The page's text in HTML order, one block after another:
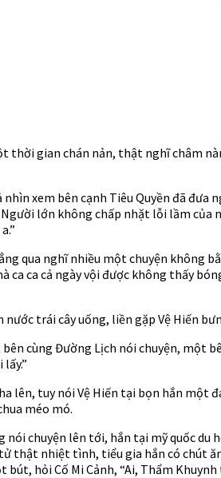
thời gian chán nản, thật nghĩ châm
xem bên cạnh Tiêu Quyền đã
lớn không chấp nhặt lỗi lầm
qua nghĩ nhiều một chuyện không
ca ca cả ngày vội được không thấy
trái cây uống, liền gặp Vệ Hiến
cùng Đường Lịch nói chuyện, một
lên, tuy nói Vệ Hiến tại bọn hắn
méo mó.
chuyện lên tới, hắn tại mỹ quốc
thật nhiệt tình, tiểu gia hắn có chút
hỏi Cố Mi Cảnh, “Ai, Thẩm Khuynh